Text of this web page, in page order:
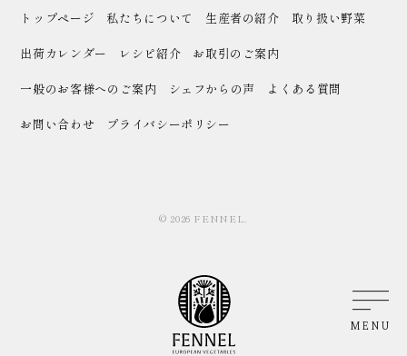
トップページ 私たちについて 生産者の紹介 取り扱い野菜
出荷カレンダー レシピ紹介 お取引のご案内
一般のお客様へのご案内 シェフからの声 よくある質問
お問い合わせ プライバシーポリシー
© 2026 FENNEL.
MENU